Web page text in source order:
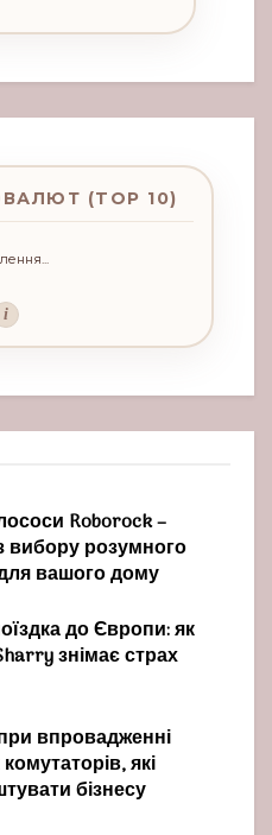
(TOP 10)
i
Roborock –
вибору розумного
вашого дому
до Європи: як
знімає страх
впровадженні
які
бізнесу